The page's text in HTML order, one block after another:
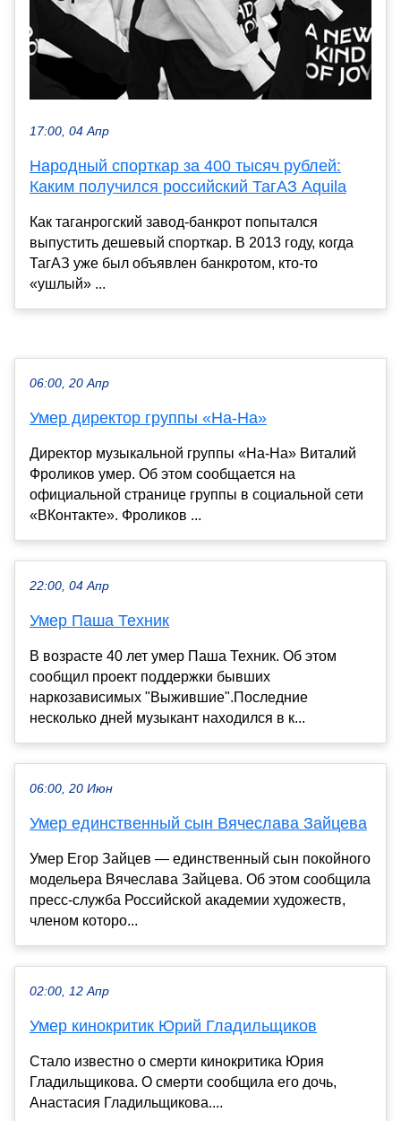
17:00, 04 Апр
Народный спорткар за 400 тысяч рублей:
Каким получился российский ТагАЗ Aquila
Как таганрогский завод-банкрот попытался
выпустить дешевый спорткар. В 2013 году, когда
ТагАЗ уже был объявлен банкротом, кто-то
«ушлый» ...
06:00, 20 Апр
Умер директор группы «На-На»
Директор музыкальной группы «На-На» Виталий
Фроликов умер. Об этом сообщается на
официальной странице группы в социальной сети
«ВКонтакте». Фроликов ...
22:00, 04 Апр
Умер Паша Техник
В возрасте 40 лет умер Паша Техник. Об этом
сообщил проект поддержки бывших
наркозависимых "Выжившие".Последние
несколько дней музыкант находился в к...
06:00, 20 Июн
Умер единственный сын Вячеслава Зайцева
Умер Егор Зайцев — единственный сын покойного
модельера Вячеслава Зайцева. Об этом сообщила
пресс-служба Российской академии художеств,
членом которо...
02:00, 12 Апр
Умер кинокритик Юрий Гладильщиков
Стало известно о смерти кинокритика Юрия
Гладильщикова. О смерти сообщила его дочь,
Анастасия Гладильщикова....